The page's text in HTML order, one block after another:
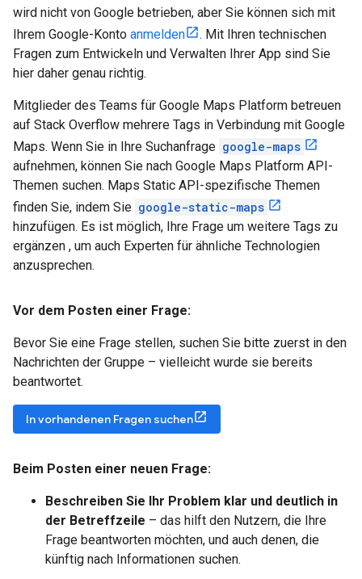
wird nicht von Google betrieben, aber Sie können sich mit
Ihrem Google-Konto anmelden
. Mit Ihren technischen
Fragen zum Entwickeln und Verwalten Ihrer App sind Sie
hier daher genau richtig.
Mitglieder des Teams für Google Maps Platform betreuen
auf Stack Overflow mehrere Tags in Verbindung mit Google
Maps. Wenn Sie in Ihre Suchanfrage google-maps
aufnehmen, können Sie nach Google Maps Platform API-
Themen suchen. Maps Static API-spezifische Themen
finden Sie, indem Sie google-static-maps
hinzufügen. Es ist möglich, Ihre Frage um weitere Tags zu
ergänzen , um auch Experten für ähnliche Technologien
anzusprechen.
Vor dem Posten einer Frage:
Bevor Sie eine Frage stellen, suchen Sie bitte zuerst in den
Nachrichten der Gruppe – vielleicht wurde sie bereits
beantwortet.
In vorhandenen Fragen suchen
Beim Posten einer neuen Frage:
Beschreiben Sie Ihr Problem klar und deutlich in
der Betreffzeile – das hilft den Nutzern, die Ihre
Frage beantworten möchten, und auch denen, die
künftig nach Informationen suchen.